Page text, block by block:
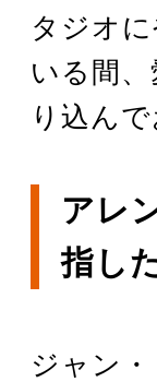
タジオ
いる間
り込ん
アレ
指し
ジャン